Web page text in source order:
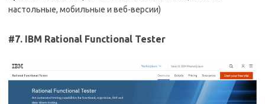
настольные, мобильные и веб-версии)
#7. IBM Rational Functional Tester